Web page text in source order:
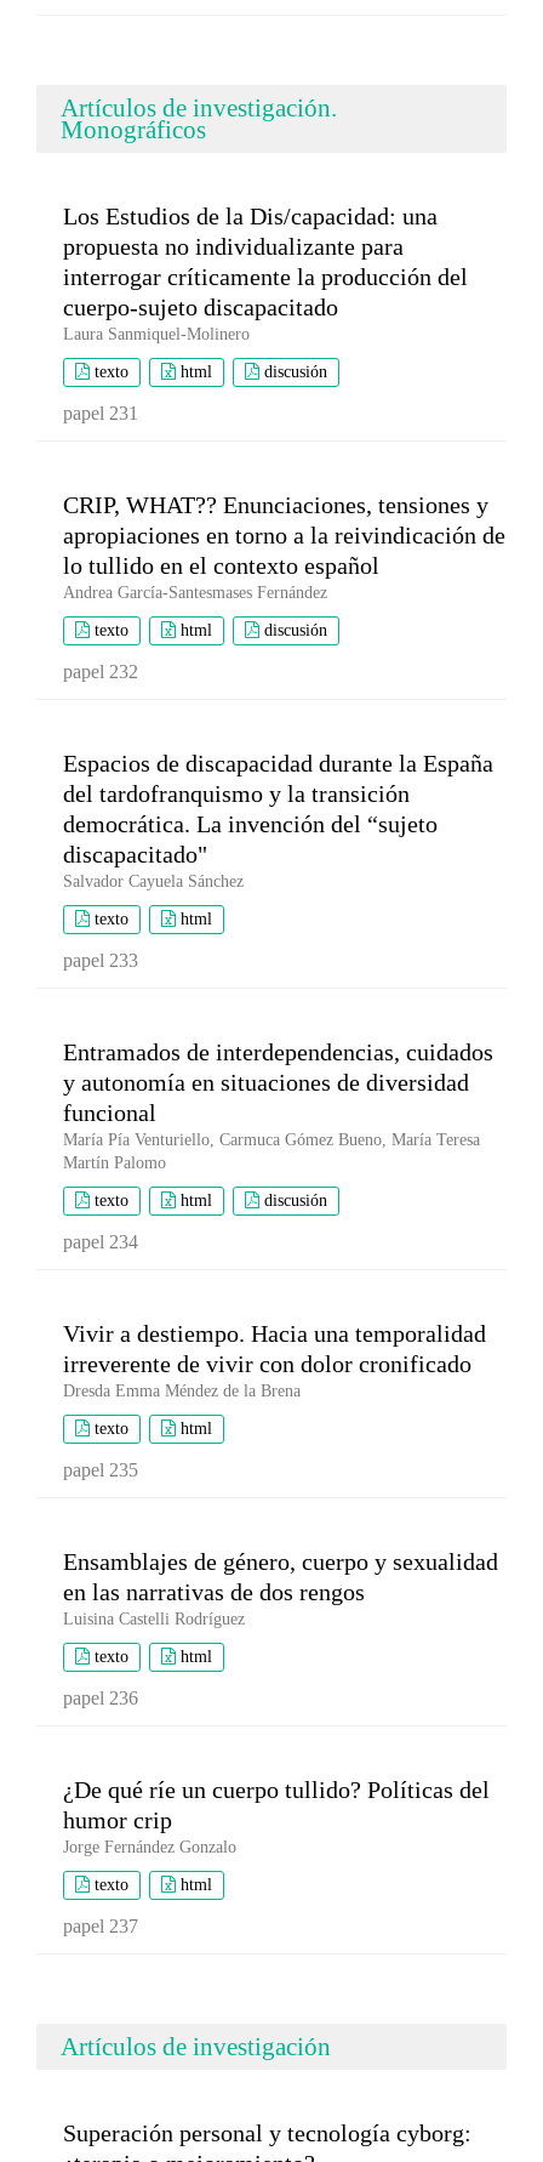
Artículos de investigación.
Monográficos
Los Estudios de la Dis/capacidad: una
propuesta no individualizante para
interrogar críticamente la producción del
cuerpo-sujeto discapacitado
Laura Sanmiquel-Molinero
texto html discusión
papel 231
CRIP, WHAT?? Enunciaciones, tensiones y
apropiaciones en torno a la reivindicación de
lo tullido en el contexto español
Andrea García-Santesmases Fernández
texto html discusión
papel 232
Espacios de discapacidad durante la España
del tardofranquismo y la transición
democrática. La invención del “sujeto
discapacitado"
Salvador Cayuela Sánchez
texto html
papel 233
Entramados de interdependencias, cuidados
y autonomía en situaciones de diversidad
funcional
María Pía Venturiello, Carmuca Gómez Bueno, María Teresa
Martín Palomo
texto html discusión
papel 234
Vivir a destiempo. Hacia una temporalidad
irreverente de vivir con dolor cronificado
Dresda Emma Méndez de la Brena
texto html
papel 235
Ensamblajes de género, cuerpo y sexualidad
en las narrativas de dos rengos
Luisina Castelli Rodríguez
texto html
papel 236
¿De qué ríe un cuerpo tullido? Políticas del
humor crip
Jorge Fernández Gonzalo
texto html
papel 237
Artículos de investigación
Superación personal y tecnología cyborg: